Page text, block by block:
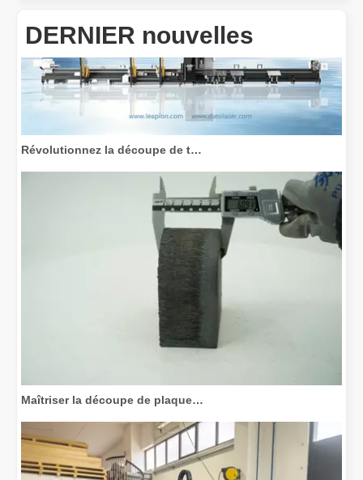
DERNIER nouvelles